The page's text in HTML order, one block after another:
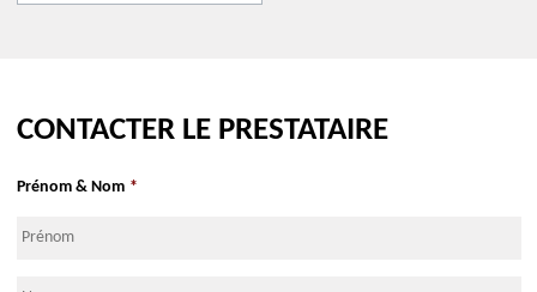
S'y rendre Google Maps S'y rendre Apple Maps
CONTACTER LE PRESTATAIRE
Prénom & Nom *